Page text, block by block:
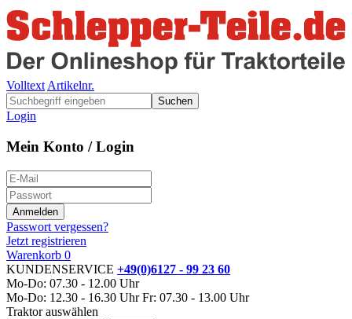
Volltext Artikelnr.
Suchen
Login
Mein Konto / Login
Passwort vergessen?
Jetzt registrieren
Warenkorb 0
KUNDENSERVICE +49(0)6127 - 99 23 60
Mo-Do: 07.30 - 12.00 Uhr
Mo-Do: 12.30 - 16.30 Uhr Fr: 07.30 - 13.00 Uhr
Traktor auswählen